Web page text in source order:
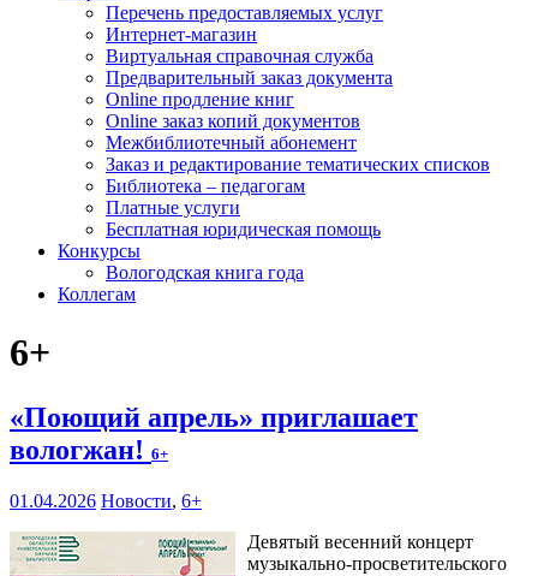
Перечень предоставляемых услуг
Интернет-магазин
Виртуальная справочная служба
Предварительный заказ документа
Online продление книг
Online заказ копий документов
Межбиблиотечный абонемент
Заказ и редактирование тематических списков
Библиотека – педагогам
Платные услуги
Бесплатная юридическая помощь
Конкурсы
Вологодская книга года
Коллегам
6+
«Поющий апрель» приглашает
вологжан! 6+
01.04.2026 Новости, 6+
Девятый весенний концерт
музыкально-просветительского